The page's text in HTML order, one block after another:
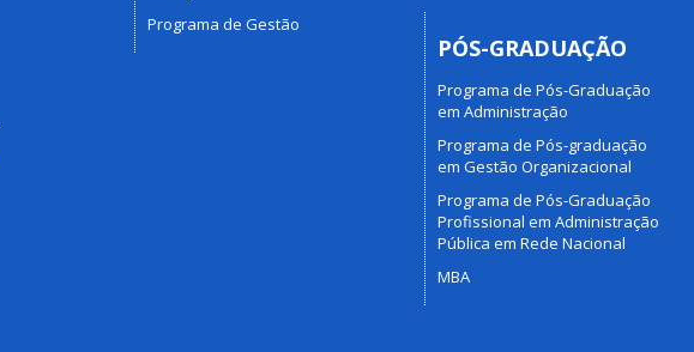
Programa de Gestão
PÓS-GRADUAÇÃO
Programa de Pós-Graduação
em Administração
Programa de Pós-graduação
em Gestão Organizacional
Programa de Pós-Graduação
Profissional em Administração
Pública em Rede Nacional
MBA